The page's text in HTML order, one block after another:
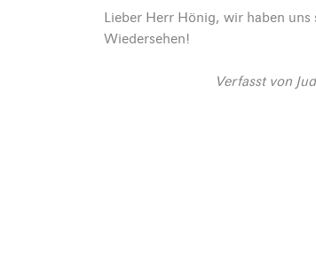
Lieber Herr Hönig, wir haben
Wiedersehen!
Verfasst von